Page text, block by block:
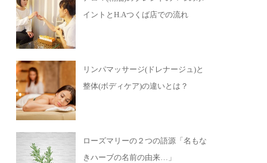
イントとH.Aつくば店での流れ
リンパマッサージ(ドレナージュ)と
整体(ボディケア)の違いとは？
ローズマリーの２つの語源「名もな
きハーブの名前の由来…」